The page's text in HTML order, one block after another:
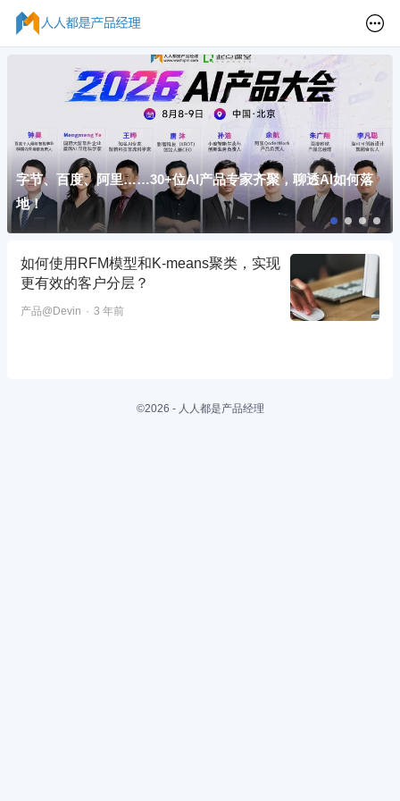
字节、百度、阿里……30+位AI产品专家齐聚，聊透AI如何落
地！
如何使用RFM模型和K-means聚类，实现
更有效的客户分层？
产品@Devin 3 年前
©2026 - 人人都是产品经理